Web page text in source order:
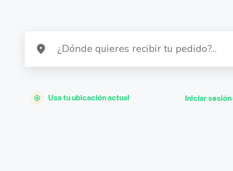
Usa tu ubicación actual Iniciar sesión